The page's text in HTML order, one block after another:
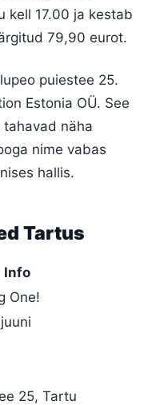
kell 17.00 ja kestab
79,90 eurot.
puiestee 25.
Estonia OÜ. See
näha
nime vabas
hallis.
Tartus
Info
One!
25, Tartu